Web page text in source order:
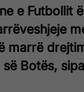
e Futbollit
marrë
Botës,